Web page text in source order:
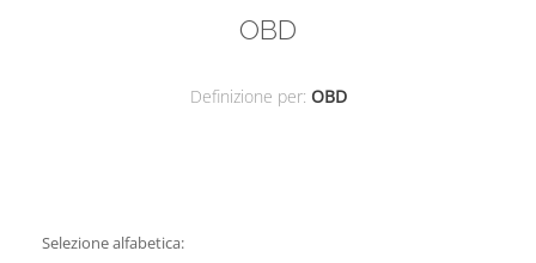
OBD
Definizione per: OBD
Selezione alfabetica: